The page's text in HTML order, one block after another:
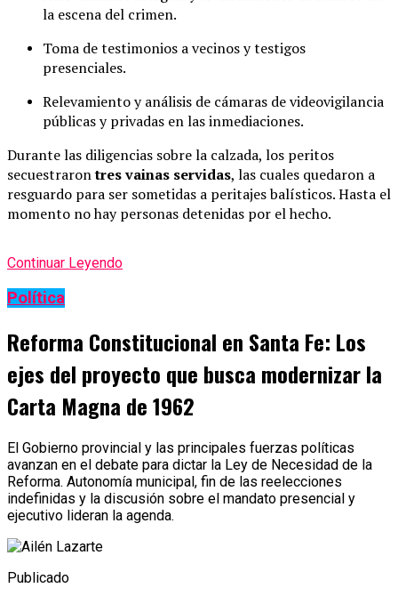
la escena del crimen.
Toma de testimonios a vecinos y testigos
presenciales.
Relevamiento y análisis de cámaras de videovigilancia
públicas y privadas en las inmediaciones.
Durante las diligencias sobre la calzada, los peritos
secuestrarontres vainas servidas, las cuales quedaron a
resguardo para ser sometidas a peritajes balísticos. Hasta el
momento no hay personas detenidas por el hecho.
Continuar Leyendo
Política
Reforma Constitucional en Santa Fe: Los
ejes del proyecto que busca modernizar la
Carta Magna de 1962
El Gobierno provincial y las principales fuerzas políticas
avanzan en el debate para dictar la Ley de Necesidad de la
Reforma. Autonomía municipal, fin de las reelecciones
indefinidas y la discusión sobre el mandato presencial y
ejecutivo lideran la agenda.
Publicado